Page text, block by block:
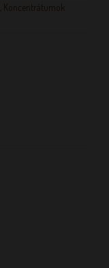
Koncentrátumok